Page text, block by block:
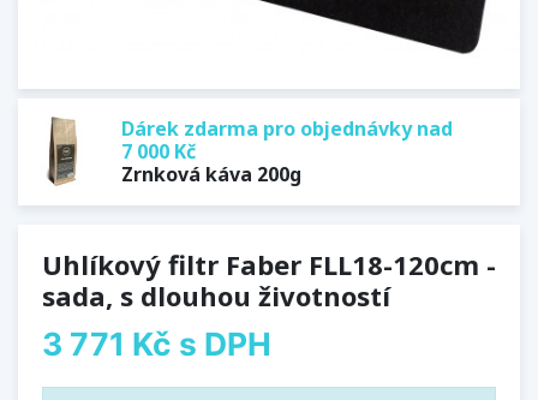
Dárek zdarma pro objednávky nad
7 000 Kč
Zrnková káva 200g
Uhlíkový filtr Faber FLL18-120cm -
sada, s dlouhou životností
3 771 Kč s DPH